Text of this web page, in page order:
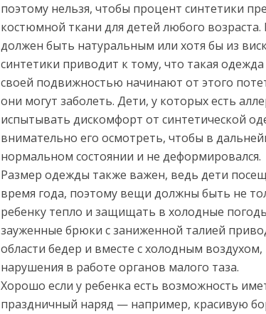
поэтому нельзя, чтобы процент синтетики
костюмной ткани для детей любого
должен быть натуральным или хотя бы из
синтетики приводит к тому, что такая
своей подвижностью начинают от этого
они могут заболеть. Дети, у которых есть
испытывать дискомфорт от синтетической
внимательно его осмотреть, чтобы в
нормальном состоянии и не деформировался.
Размер одежды также важен, ведь дети
время года, поэтому вещи должны быть не
ребенку тепло и защищать в холодные
зауженные брюки с заниженной талией
области бедер и вместе с холодным
нарушения в работе органов малого таза.
Хорошо если у ребенка есть возможность
праздничный наряд — например, красивую